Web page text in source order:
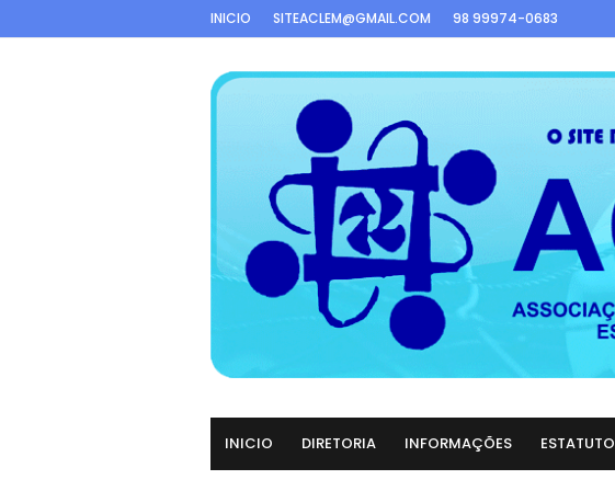
INICIO SITEACLEM@GMAIL.COM 98 99974-0683
INICIO DIRETORIA INFORMAÇÕES ESTATUTO